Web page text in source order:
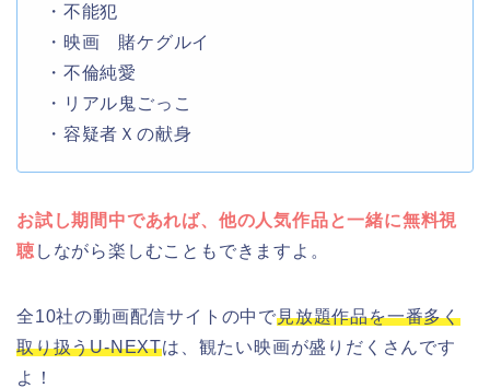
・不能犯
・映画 賭ケグルイ
・不倫純愛
・リアル鬼ごっこ
・容疑者Ｘの献身
お試し期間中であれば、他の人気作品と一緒に無料視
聴 しながら楽しむこともできますよ。
全10社の動画配信サイトの中で見放題作品を一番多く
取り扱うU-NEXTは、観たい映画が盛りだくさんです
よ！